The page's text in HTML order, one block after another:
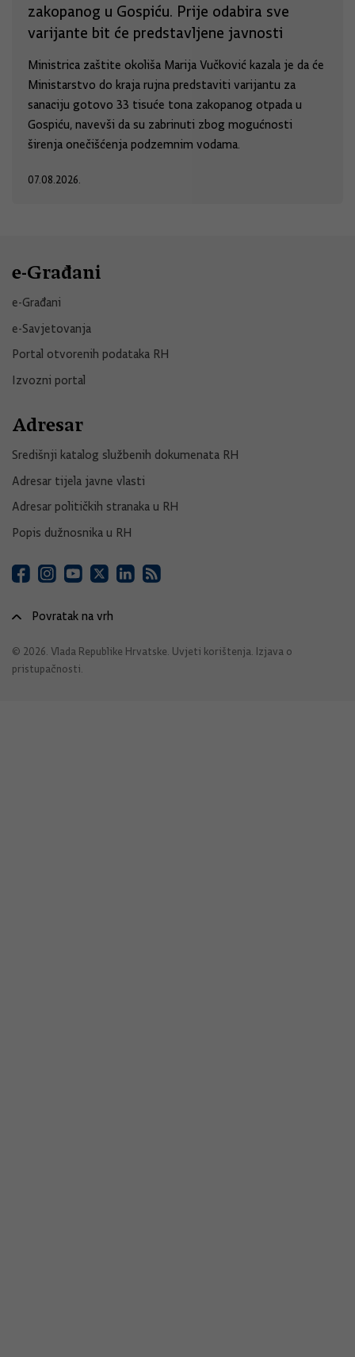
zakopanog u Gospiću. Prije odabira sve
varijante bit će predstavljene javnosti
Ministrica zaštite okoliša Marija Vučković kazala je da će
Ministarstvo do kraja rujna predstaviti varijantu za
sanaciju gotovo 33 tisuće tona zakopanog otpada u
Gospiću, navevši da su zabrinuti zbog mogućnosti
širenja onečišćenja podzemnim vodama.
07.08.2026.
e-Građani
e-Građani
e-Savjetovanja
Portal otvorenih podataka RH
Izvozni portal
Adresar
Središnji katalog službenih dokumenata RH
Adresar tijela javne vlasti
Adresar političkih stranaka u RH
Popis dužnosnika u RH
Povratak na vrh
© 2026. Vlada Republike Hrvatske. Uvjeti korištenja. Izjava o
pristupačnosti.